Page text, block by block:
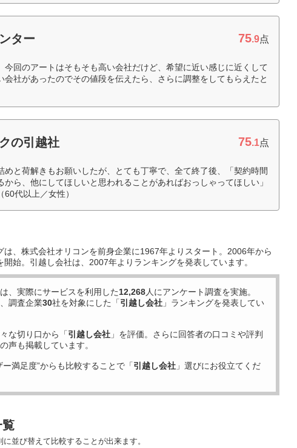
ター 75.9点
今回のアートはそもそも高い会社だけど、希望に近い感じに近くして
会社があったのでその値段を伝えたら、さらに調整をしてもらえたと
の引越社 75.1点
めと荷解きもお願いしたが、とても丁寧で、全て終了後、「契約時間
から、他にしてほしいと思われることがあればおっしゃってほしい」
代以上／女性）
は、株式会社オリコンを前身企業に1967年よりスタート。2006年から
開始。引越し会社は、2007年よりランキングを発表しています。
、実際にサービスを利用した12,268人にアンケート調査を実施。
調査企業30社を対象にした「引越し会社 」ランキングを発表してい
な切り口から「引越し会社 」を評価。さらに回答者の口コミや評判
声も掲載しています。
満足度”からも比較することで「引越し会社 」選びにお役立てくだ
覧
並び替えて比較することが出来ます。